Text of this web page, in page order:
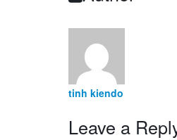
tinh kiendo
Leave a